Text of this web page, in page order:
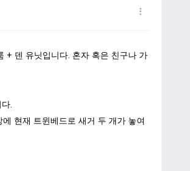
+ 덴 유닛입니다. 혼자 혹은 친구나 가
.
현재 트윈베드로 새거 두 개가 놓여